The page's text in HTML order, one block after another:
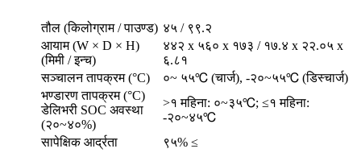
तौल (किलोग्राम / पाउण्ड) ४५ / ९९.२
आयाम (W × D × H)
(मिमी / इन्च)
४४२ x ५६० x १७३ / १७.४ x २२.०५ x
६.८१
सञ्चालन तापक्रम (°C)
०~ ५५℃ (चार्ज), -२०~५५℃ (डिस्चार्ज)
भण्डारण तापक्रम (°C)
डेलिभरी SOC अवस्था
(२०~४०%)
>१ महिना: ०~३५℃; ≤१ महिना:
-२०~४५℃
सापेक्षिक आर्द्रता
९५% ≤